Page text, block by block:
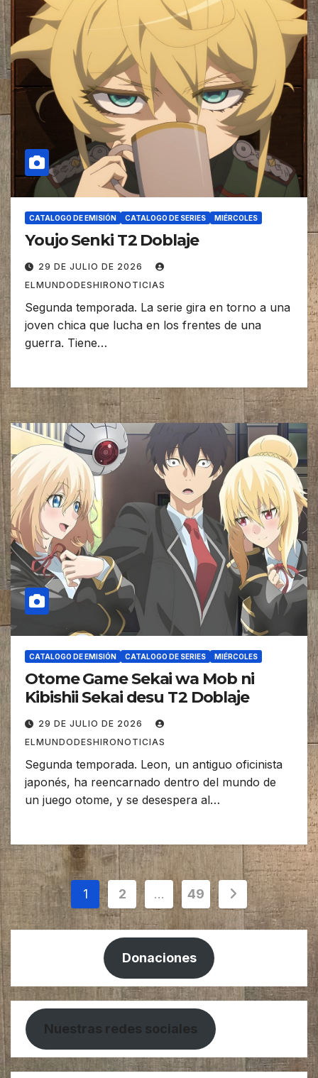
CATALOGO DE EMISIÓN CATALOGO DE SERIES MIÉRCOLES
Youjo Senki T2 Doblaje
29 DE JULIO DE 2026
ELMUNDODESHIRONOTICIAS
Segunda temporada. La serie gira en torno a una
joven chica que lucha en los frentes de una
guerra. Tiene…
CATALOGO DE EMISIÓN CATALOGO DE SERIES MIÉRCOLES
Otome Game Sekai wa Mob ni
Kibishii Sekai desu T2 Doblaje
29 DE JULIO DE 2026
ELMUNDODESHIRONOTICIAS
Segunda temporada. Leon, un antiguo oficinista
japonés, ha reencarnado dentro del mundo de
un juego otome, y se desespera al…
Paginación
de
entradas
1 2 … 49
Donaciones
Nuestras redes sociales